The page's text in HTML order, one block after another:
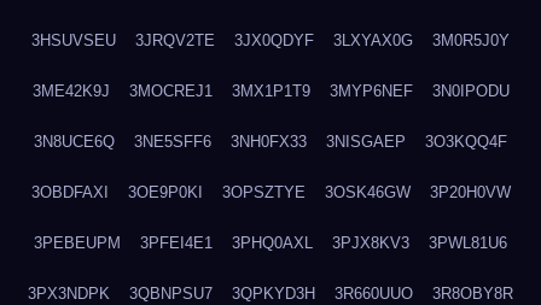
3HSUVSEU 3JRQV2TE 3JX0QDYF 3LXYAX0G 3M0R5J0Y
3ME42K9J 3MOCREJ1 3MX1P1T9 3MYP6NEF 3N0IPODU
3N8UCE6Q 3NE5SFF6 3NH0FX33 3NISGAEP 3O3KQQ4F
3OBDFAXI 3OE9P0KI 3OPSZTYE 3OSK46GW 3P20H0VW
3PEBEUPM 3PFEI4E1 3PHQ0AXL 3PJX8KV3 3PWL81U6
3PX3NDPK 3QBNPSU7 3QPKYD3H 3R660UUO 3R8OBY8R